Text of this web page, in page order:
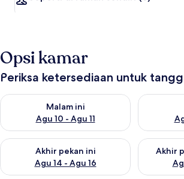
Opsi kamar
Periksa ketersediaan untuk
Malam ini
Agu 10 - Agu 11
Periksa ketersediaan untuk malam ini Agu
Periksa
Akhir pekan ini
Agu 14 - Agu 16
Periksa ketersediaan untuk akhir pekan ini
Akhir
Periksa